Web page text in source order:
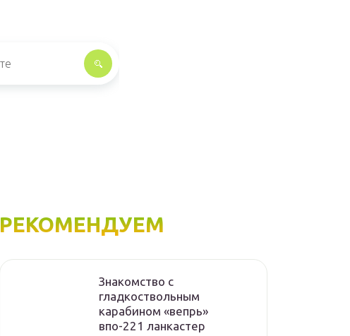
РЕКОМЕНДУЕМ
Знакомство с
гладкоствольным
карабином «вепрь»
впо-221 ланкастер